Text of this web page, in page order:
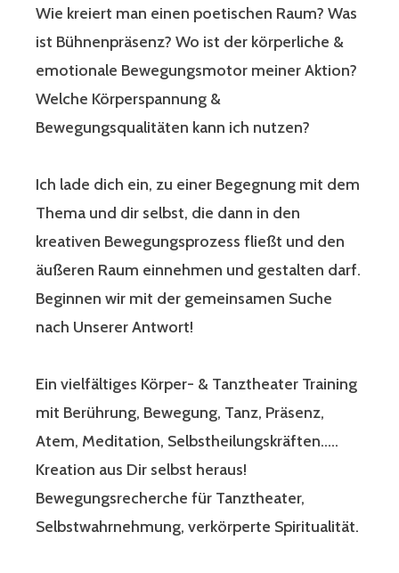
Wie kreiert man einen poetischen Raum? Was
ist Bühnenpräsenz? Wo ist der körperliche &
emotionale Bewegungsmotor meiner Aktion?
Welche Körperspannung &
Bewegungsqualitäten kann ich nutzen?
Ich lade dich ein, zu einer Begegnung mit dem
Thema und dir selbst, die dann in den
kreativen Bewegungsprozess fließt und den
äußeren Raum einnehmen und gestalten darf.
Beginnen wir mit der gemeinsamen Suche
nach Unserer Antwort!
Ein vielfältiges Körper- & Tanztheater Training
mit Berührung, Bewegung, Tanz, Präsenz,
Atem, Meditation, Selbstheilungskräften…..
Kreation aus Dir selbst heraus!
Bewegungsrecherche für Tanztheater,
Selbstwahrnehmung, verkörperte Spiritualität.